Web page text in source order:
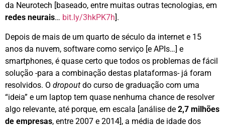
da Neurotech [baseado, entre muitas outras tecnologias, em
redes neurais… bit.ly/3hkPK7h].
Depois de mais de um quarto de século da internet e 15
anos da nuvem, software como serviço [e APIs…] e
smartphones, é quase certo que todos os problemas de fácil
solução -para a combinação destas plataformas- já foram
resolvidos. O dropout do curso de graduação com uma
“ideia” e um laptop tem quase nenhuma chance de resolver
algo relevante, até porque, em escala [análise de 2,7 milhões
de empresas, entre 2007 e 2014], a média de idade dos